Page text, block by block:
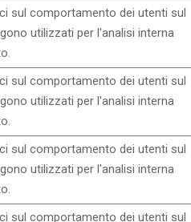
sul comportamento dei utenti sul
utilizzati per l'analisi interna
sul comportamento dei utenti sul
utilizzati per l'analisi interna
sul comportamento dei utenti sul
utilizzati per l'analisi interna
sul comportamento dei utenti sul